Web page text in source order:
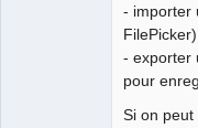
- importer
FilePicker)
- exporter
pour
Si on